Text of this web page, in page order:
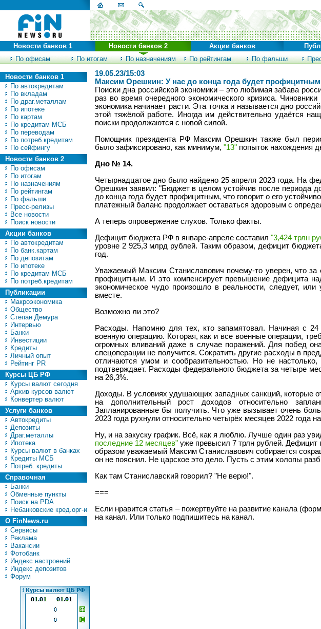
По офисам По итогам По назначениям По рейтингам По фальши
Новости банков 1 Новости банков 2 Акции банков
Новости банков 1
По автокредитам
По вкладам
По драг.металлам
По ипотеке
По картам
По кредитам МСБ
По переводам
По потреб.кредитам
По сейфингу
Новости банков 2
По офисам
По итогам
По назначениям
По рейтингам
По фальши
Пресс-релизы
Все новости
Поиск новости
Акции банков
По автокредитам
По банк.картам
По депозитам
По ипотеке
По кредитам МСБ
По потреб.кредитам
Публикации
Макроэкономика
Общество
Степан Демура
Интервью
Банки
Инвестиции
Кредиты
Личный опыт
Рейтинг PR
Курсы ЦБ РФ
Курсы валют сегодня
Архив курсов валют
Конвертер валют
Услуги банков
Автокредиты
Депозиты
Драг.металлы
Ипотека
Курсы валют в банках
Кредиты МСБ
Потреб. кредиты
Справочная
Банки
Обменные пункты
Поиск на PDA
Небанковские кред.орг-и
О FinNews.ru
Сервисы
Реклама
Вакансии
Фотобанк
Индекс настроений
Индекс депозитов
Форум
19.05.23/15:03
Максим Орешкин: У нас до конца года будет
Поиски дна российской экономики – это любимая забава
раз во время очередного экономического кризиса.
экономика начинает расти. Эта точка и называется дно
этой тяжёлой работе. Иногда им действительно удаётся
поиски продолжаются с новой силой.
Помощник президента РФ Максим Орешкин также был
было зафиксировано, как минимум, "13" попыток нахождения
Дно № 14.
Четырнадцатое дно было найдено 25 апреля 2023 года. На
Орешкин заявил: "Бюджет в целом устойчив после периода
до конца года будет профицитным, что говорит о его
платежный баланс продолжает оставаться здоровым с
А теперь опровержение слухов. Только факты.
Дефицит бюджета РФ в январе-апреле составил"3,424 трлн
уровне 2 925,3 млрд рублей. Таким образом, дефицит
год.
Уважаемый Максим Станиславович почему-то уверен, что
профицитным. И это компенсирует превышение дефицита
экономическое чудо произошло в реальности, следует,
вместе.
Возможно ли это?
Расходы. Напомню для тех, кто запамятовал. Начиная с
военную операцию. Которая, как и все военные операции,
огромных вливаний даже в случае поражений. Для побед
спецоперации не получится. Сократить другие расходы в
отличаются умом и сообразительностью. Но не
подтверждает. Расходы федерального бюджета за четыре
на 26,3%.
Доходы. В условиях удушающих западных санкций, которые
на дополнительный рост доходов относительно
Запланированные бы получить. Что уже вызывает очень
2023 года рухнули относительно четырёх месяцев 2022 года
Ну, и на закуску график. Всё, как я люблю. Лучше один раз
последние 12 месяцев" уже превысил 7 трлн рублей. Дефицит
образом уважаемый Максим Станиславович собирается
он не пояснил. Не царское это дело. Пусть с этим холопы
Как там Станиславский говорил? "Не верю!".
===
Если нравится статья – пожертвуйте на развитие канала
на канал. Или только подпишитесь на канал.